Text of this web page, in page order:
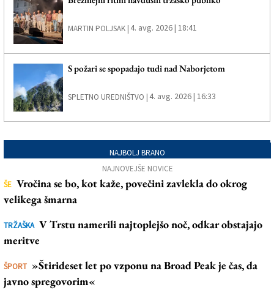
MARTIN POLJSAK |4. avg. 2026 | 18:41
S požari se spopadajo tudi nad Naborjetom
SPLETNO UREDNIŠTVO |4. avg. 2026 | 16:33
NAJBOLJ BRANO
NAJNOVEJŠE NOVICE
ŠE Vročina se bo, kot kaže, povečini zavlekla do okrog
velikega šmarna
TRŽAŠKA V Trstu namerili najtoplejšo noč, odkar obstajajo
meritve
ŠPORT »Štirideset let po vzponu na Broad Peak je čas, da
javno spregovorim«